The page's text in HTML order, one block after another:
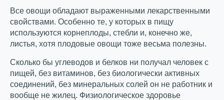
Все овощи обладают выраженными лекарственными
свойствами. Особенно те, у которых в пищу
используются корнеплоды, стебли и, конечно же,
листья, хотя плодовые овощи тоже весьма полезны.
Сколько бы углеводов и белков ни получал человек с
пищей, без витаминов, без биологически активных
соединений, без минеральных солей он не работник и
вообще не жилец. Физиологическое здоровье